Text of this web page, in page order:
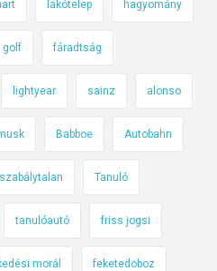
lakótelep hagyomány
golf fáradtság
lightyear sainz alonso
Babboe Autobahn
szabálytalan Tanuló
tanulóautó friss jogsi
morál feketedoboz